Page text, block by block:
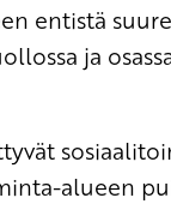
entistä
ja
alueen